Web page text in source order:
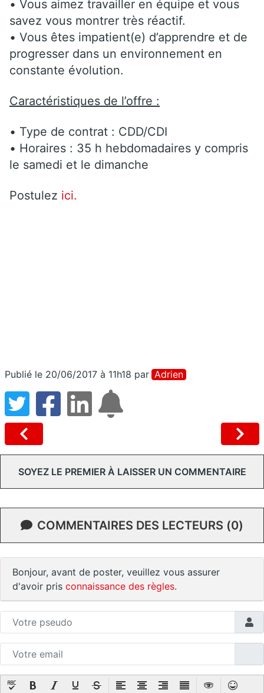
• Vous aimez travailler en équipe et vous
savez vous montrer très réactif.
• Vous êtes impatient(e) d’apprendre et de
progresser dans un environnement en
constante évolution.
Caractéristiques de l’offre :
• Type de contrat : CDD/CDI
• Horaires : 35 h hebdomadaires y compris
le samedi et le dimanche
Postulez ici.
Publié le 20/06/2017 à 11h18 par Adrien
SOYEZ LE PREMIER À LAISSER UN COMMENTAIRE
COMMENTAIRES DES LECTEURS (0)
Bonjour, avant de poster, veuillez vous assurer
d'avoir pris connaissance des règles.